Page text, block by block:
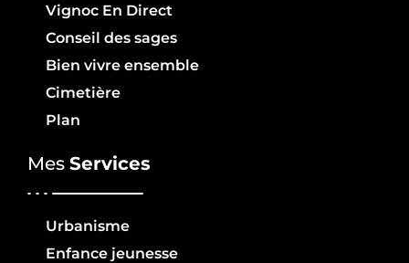
Vignoc En Direct
Conseil des sages
Bien vivre ensemble
Cimetière
Plan
Mes Services
Urbanisme
Enfance jeunesse